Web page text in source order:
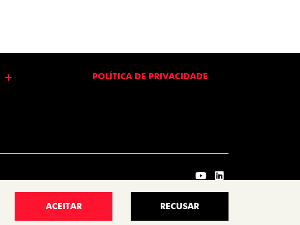
POLÍTICA DE PRIVACIDADE
ACEITAR RECUSAR